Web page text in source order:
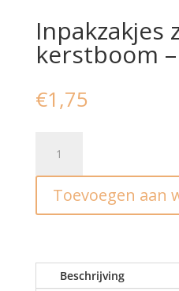
Inpakzakjes
kerstboom
€1,75
zwart
wit
kerstboom
-
aantal
Toevoegen aan
Beschrijving